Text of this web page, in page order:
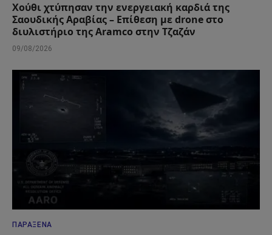
Χούθι χτύπησαν την ενεργειακή καρδιά της
Σαουδικής Αραβίας – Επίθεση με drone στο
διυλιστήριο της Aramco στην Τζαζάν
09/08/2026
ΠΑΡΆΞΕΝΑ